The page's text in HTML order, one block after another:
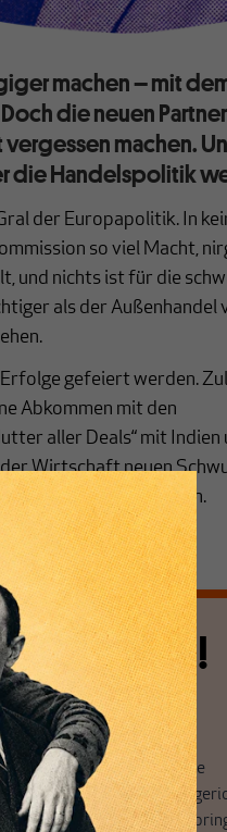
machen–mit
die neuen Partner
machen.
die Handelspolitik
der Europapolitik. In
so viel Macht,
und nichts ist für die
als der Außenhandel
gefeiert werden.
Abkommen mit den
aller Deals“ mit Indien
Wirtschaft neuen
es in Brüssel und Berlin.
von allein!
die journalistische
in der sich viele
Wir öffnen Fenster und